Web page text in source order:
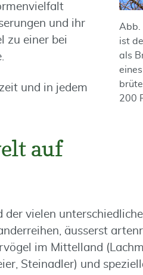
Abb.
ist
als
200
und ihr
zu einer bei
und in jedem
auf
vielen
äusserst
im Mittelland
Steinadler) und